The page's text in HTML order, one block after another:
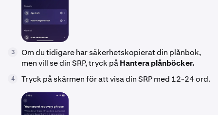
3
Om du tidigare har säkerhetskopierat din plånbok,
men vill se din SRP, tryck påHantera plånböcker.
4 Tryck på skärmen för att visa din SRP med 12-24 ord.